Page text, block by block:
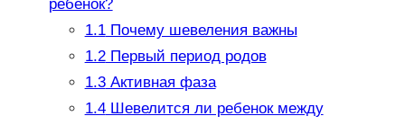
ребенок?
1.1Почему шевеления важны
1.2Первый период родов
1.3Активная фаза
1.4Шевелится ли ребенок между